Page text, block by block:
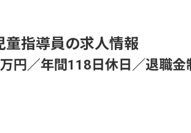
童指導員の求人情報
円／年間118日休日／退職金